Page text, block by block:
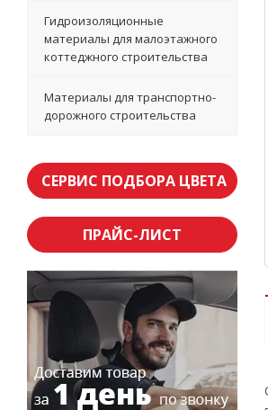
Гидроизоляционные
материалы для малоэтажного
коттеджного строительства
Материалы для транспортно-
дорожного строительства
СЕРВИС ПОДБОРА ЦВЕТА
ПРАЙС-ЛИСТ